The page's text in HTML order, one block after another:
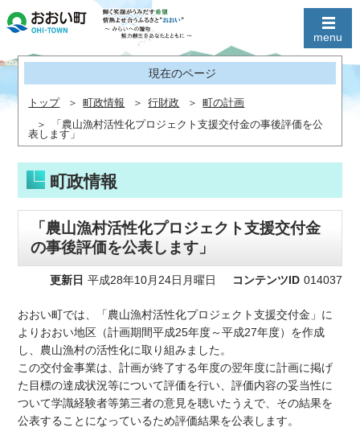
現在のページ
トップ 町政情報 行財政
町の計画
「農山漁村活性化プロジェクト支援交付金の事後評価を公
表します」
町政情報
「農山漁村活性化プロジェクト支援交付金
の事後評価を公表します」
更新日 平成28年10月24日月曜日 コンテンツID 014037
おおい町では、「農山漁村活性化プロジェクト支援交付金」に
よりおおい地区（計画期間平成25年度～平成27年度）を作成
し、農山漁村の活性化に取り組みました。
この交付金事業は、計画が終了する年度の翌年度に計画に掲げ
た目標の達成状況等について評価を行い、評価内容の妥当性に
ついて学識経験者等第三者の意見を聴いたうえで、その結果を
公表することになっているため評価結果を公表します。